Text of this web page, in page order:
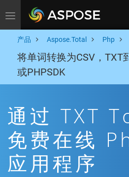
Toggle navigation
产品 Aspose.Total Php
将单词转换为CSV，TXT
或PHPSDK
通过 TXT
免费在线
应用程序